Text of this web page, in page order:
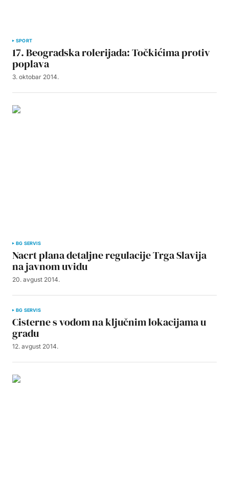
SPORT
17. Beogradska rolerijada: Točkićima protiv
poplava
3. oktobar 2014.
BG SERVIS
Nacrt plana detaljne regulacije Trga Slavija
na javnom uvidu
20. avgust 2014.
BG SERVIS
Cisterne s vodom na ključnim lokacijama u
gradu
12. avgust 2014.